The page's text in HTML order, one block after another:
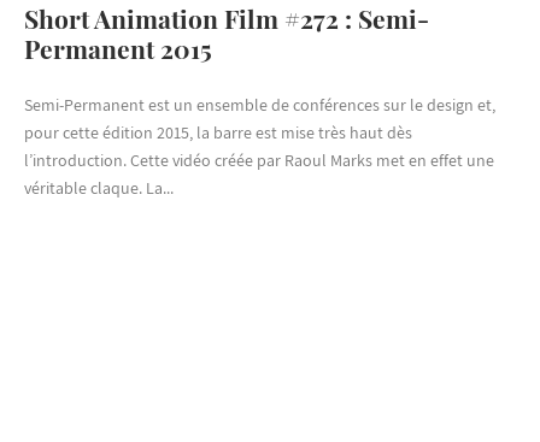
Short Animation Film #272 : Semi-
Permanent 2015
Semi-Permanent est un ensemble de conférences sur le design et,
pour cette édition 2015, la barre est mise très haut dès
l’introduction. Cette vidéo créée par Raoul Marks met en effet une
véritable claque. La...